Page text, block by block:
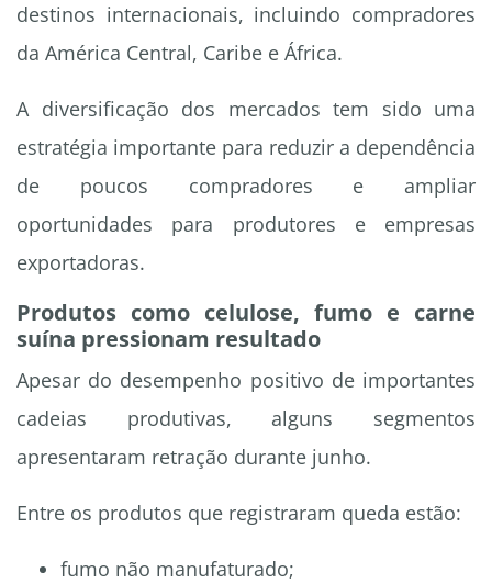
destinos internacionais, incluindo compradores
da América Central, Caribe e África.
A diversificação dos mercados tem sido uma
estratégia importante para reduzir a dependência
de poucos compradores e ampliar
oportunidades para produtores e empresas
exportadoras.
Produtos como celulose, fumo e carne
suína pressionam resultado
Apesar do desempenho positivo de importantes
cadeias produtivas, alguns segmentos
apresentaram retração durante junho.
Entre os produtos que registraram queda estão:
fumo não manufaturado;